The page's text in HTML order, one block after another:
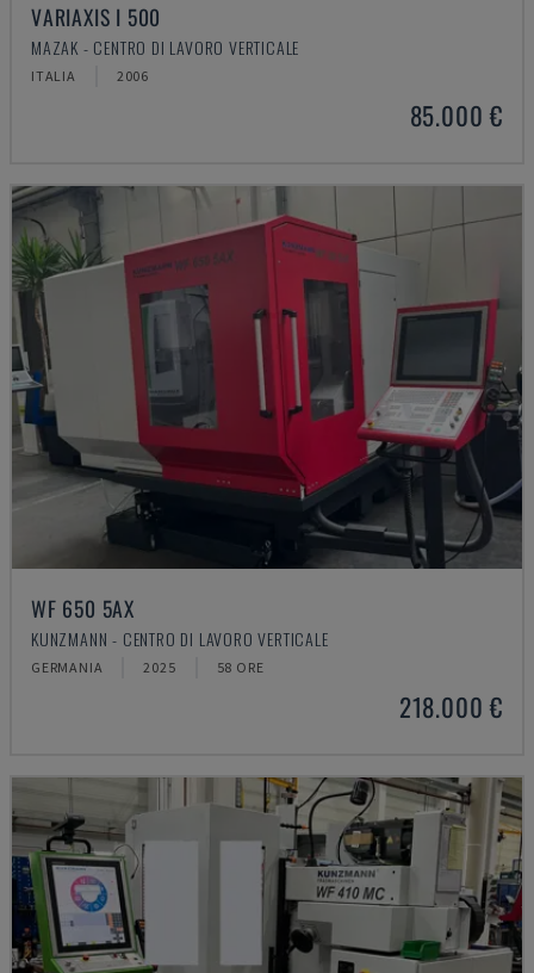
VARIAXIS I 500
MAZAK - CENTRO DI LAVORO VERTICALE
ITALIA 2006
85.000 €
WF 650 5AX
KUNZMANN - CENTRO DI LAVORO VERTICALE
GERMANIA 2025 58 ORE
218.000 €